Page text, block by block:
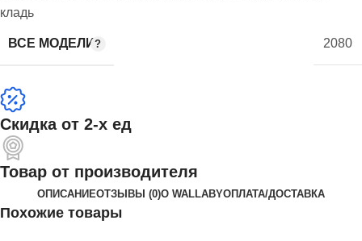
кладь
ВСЕ МОДЕЛИ 2080
Скидка от 2-х ед
Товар от производителя
ОПИСАНИЕОТЗЫВЫ (0)О WALLABYОПЛАТА/ДОСТАВКА
Похожие товары